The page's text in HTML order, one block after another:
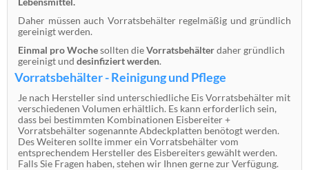
Daher müssen auch Vorratsbehälter regelmäßig und gründlich
gereinigt werden.
Einmal pro Wochesollten dieVorratsbehälterdaher gründlich
gereinigt und desinfiziert werden.
Vorratsbehälter - Reinigung und Pflege
Je nach Hersteller sind unterschiedliche Eis Vorratsbehälter mit
verschiedenen Volumen erhältlich. Es kann erforderlich sein,
dass bei bestimmten Kombinationen Eisbereiter +
Vorratsbehälter sogenannte Abdeckplatten benötogt werden.
Des Weiteren sollte immer ein Vorratsbehälter vom
entsprechendem Hersteller des Eisbereiters gewählt werden.
Falls Sie Fragen haben, stehen wir Ihnen gerne zur Verfügung.